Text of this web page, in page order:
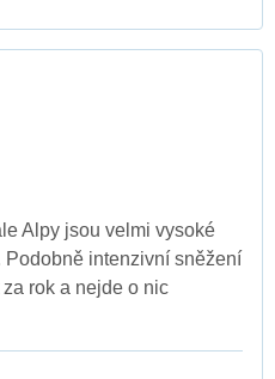
Alpy jsou velmi vysoké
Podobně intenzivní sněžení
rok a nejde o nic